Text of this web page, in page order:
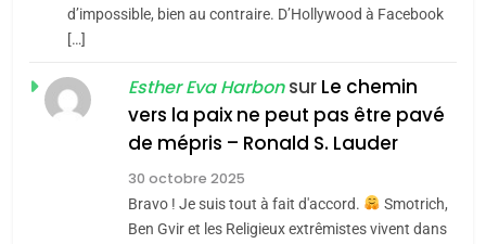
Accords d’Isaac:
l’alliance pourrait
s’étendre à 13 pays
d’Amérique latine
ISRAÉL JUDAISME
2025, l’année la plus
d’impossible, bien au contraire. D’Hollywood à Facebook
[…]
Esther Eva Harbonsur Le chemin
vers la paix ne peut pas être pavé
de mépris – Ronald S. Lauder
30 octobre 2025
Bravo ! Je suis tout à fait d'accord.
Smotrich,
Ben Gvir et les Religieux extrêmistes vivent dans
CE QUI NOUS MANQUE –
JUDAISME
Maroc : Les amandes de
Tafraout, le miel de Tadla
Azilal consacrés produits
DAFINA MAROC